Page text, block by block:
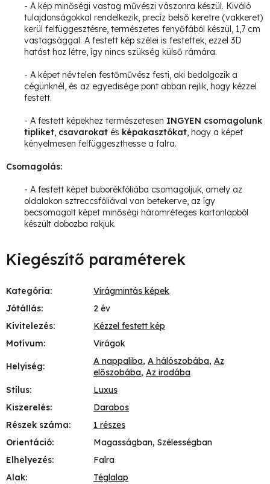
- A kép minőségi vastag művészi vászonra készül. Kiváló
tulajdonságokkal rendelkezik, precíz belső keretre (vakkeret)
kerül felfüggesztésre, természetes fenyőfából készül, 1,7 cm
vastagsággal. A festett kép szélei is festettek, ezzel 3D
hatást hoz létre, így nincs szükség külső rámára.
- A képet névtelen festőművész festi, aki bedolgozik a
cégünknél, és az egyedisége pont abban rejlik, hogy kézzel
festett.
- A festett képekhez természetesen INGYEN csomagolunk
tipliket, csavarokat és képakasztókat, hogy a képet
kényelmesen felfüggeszthesse a falra.
Csomagolás:
- A festett képet buborékfóliába csomagoljuk, amely az
oldalakon sztreccsfóliával van betekerve, az így
becsomagolt képet minőségi háromréteges kartonlapból
készült dobozba rakjuk.
Kiegészítő paraméterek
Kategória:
Virágmintás képek
Jótállás:
2 év
Kivitelezés:
Kézzel festett kép
Motívum: Virágok
Helyiség: A nappaliba, A hálószobába, Az
előszobába, Az irodába
Stílus:
Luxus
Kiszerelés:
Darabos
Részek száma:
1 részes
Orientáció:
Magasságban, Szélességban
Elhelyezés:
Falra
Alak: Téglalap